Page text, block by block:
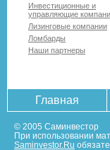
Инвестиционные и
управляющие
Лизинговые компании
Ломбарды
Наши партнеры
Главная
© 2005 Саминвестор
При использовании
Saminvestor.Ru